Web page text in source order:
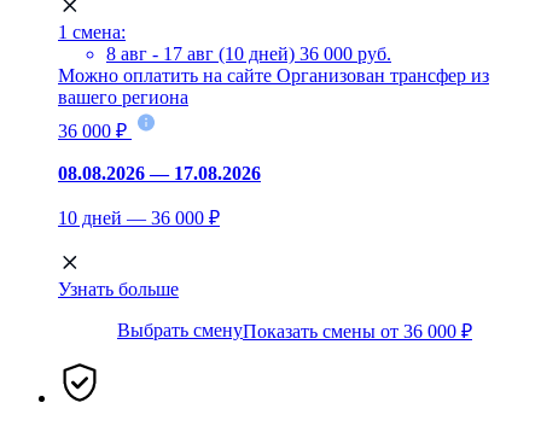
1 смена:
8 авг - 17 авг (10 дней) 36 000 руб.
Можно оплатить на сайте Организован трансфер из
вашего региона
36 000 ₽
08.08.2026 — 17.08.2026
10 дней — 36 000 ₽
Узнать больше
Выбрать сменуПоказать смены от 36 000 ₽